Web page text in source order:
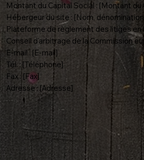
Montant du Capital Social : [Montant du
Hébergeur du site : [Nom,
Plateforme de règlement des litiges
Conseil d'arbitrage de la Commission
E-mail : [E-mail]
Tél. : [Téléphone]
Fax : [Fax]
Adresse : [Adresse]